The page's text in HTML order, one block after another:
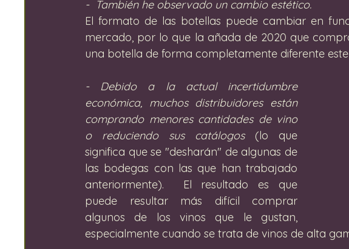
-  También he observado un cambio estético.
El formato de las botellas puede cambiar en
mercado, por lo que la añada de 2020 que
una botella de forma completamente diferente
- Debido a la actual incertidumbre
económica, muchos distribuidores están
comprando menores cantidades de vino
o reduciendo sus catálogos (lo que
significa que se "desharán" de algunas de
las bodegas con las que han trabajado
anteriormente).  El resultado es que
puede resultar más difícil comprar
algunos de los vinos que le gustan,
especialmente cuando se trata de vinos de alta